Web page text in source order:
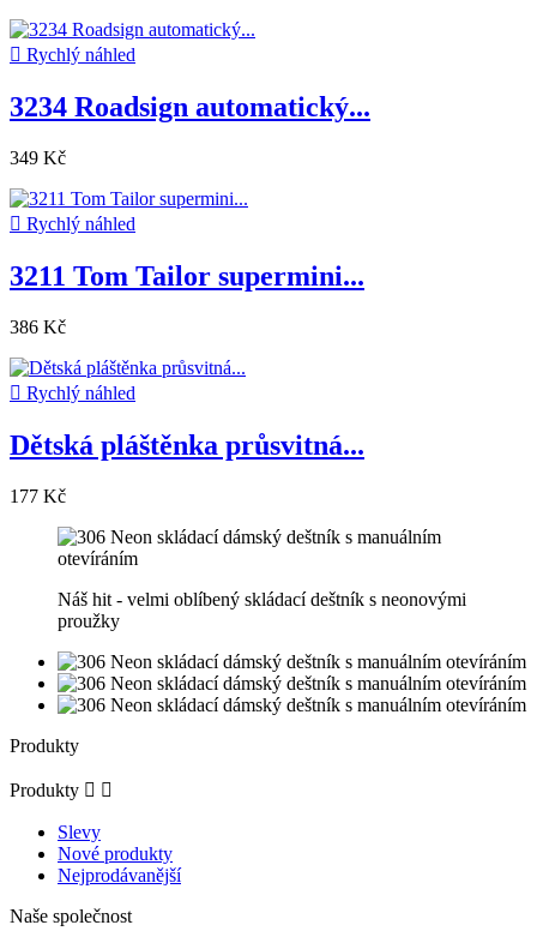
 Rychlý náhled
3234 Roadsign automatický...
349 Kč
 Rychlý náhled
3211 Tom Tailor supermini...
386 Kč
 Rychlý náhled
Dětská pláštěnka průsvitná...
177 Kč
Náš hit - velmi oblíbený skládací deštník s neonovými
proužky
Produkty
Produkty  
Slevy
Nové produkty
Nejprodávanější
Naše společnost